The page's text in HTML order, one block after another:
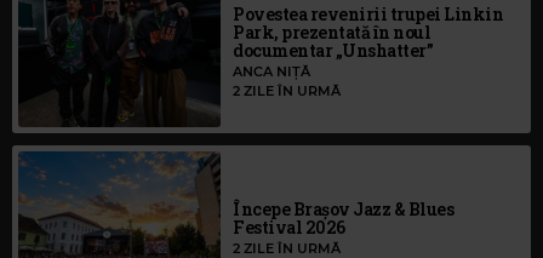
Povestea revenirii trupei Linkin
Park, prezentată în noul
documentar „Unshatter”
ANCA NIȚĂ
2 ZILE ÎN URMĂ
Începe Brașov Jazz & Blues
Festival 2026
2 ZILE ÎN URMĂ